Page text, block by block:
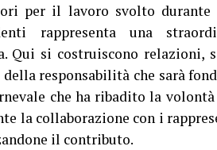
per il lavoro svolto durante
rappresenta una
Qui si costruiscono relazioni,
responsabilità che sarà
che ha ribadito la
la collaborazione con i
il contributo.